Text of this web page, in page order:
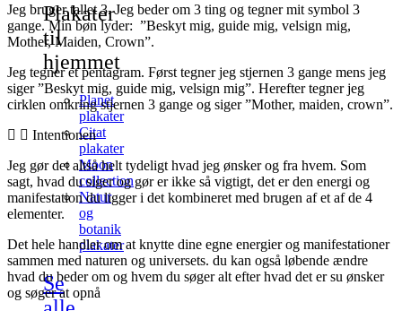
Plakater
til
hjemmet
Planet
plakater
Citat
plakater
Moon
collection
Natur
og
botanik
plakater
Se
Jeg bruger tallet 3. Jeg beder om 3 ting og tegner mit symbol 3
gange. Min bøn lyder: ”Beskyt mig, guide mig, velsign mig,
Mother, Maiden, Crown”.
Jeg tegner et pentagram. Først tegner jeg stjernen 3 gange mens jeg
siger ”Beskyt mig, guide mig, velsign mig”. Herefter tegner jeg
cirklen omkring stjernen 3 gange og siger ”Mother, maiden, crown”.
Intentionen
Jeg gør det altså helt tydeligt hvad jeg ønsker og fra hvem. Som
sagt, hvad du siger og gør er ikke så vigtigt, det er den energi og
manifestation du ligger i det kombineret med brugen af et af de 4
elementer.
Det hele handler om at knytte dine egne energier og manifestationer
sammen med naturen og universets. du kan også løbende ændre
hvad du beder om og hvem du søger alt efter hvad det er su ønsker
og søger at opnå